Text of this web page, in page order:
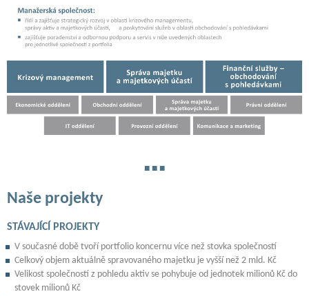
Naše projekty
STÁVAJÍCÍ PROJEKTY
V současné době tvoří portfolio koncernu více než stovka společností
Celkový objem aktuálně spravovaného majetku je vyšší než 2 mld. Kč
Velikost společností z pohledu aktiv se pohybuje od jednotek milionů Kč do
stovek milionů Kč